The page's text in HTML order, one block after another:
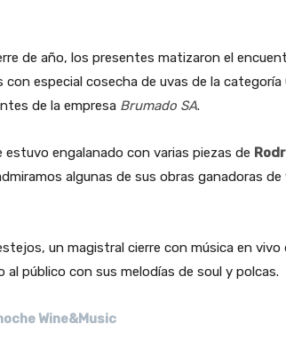
de año, los presentes matizaron el
especial cosecha de uvas de la
de la empresa Brumado SA.
engalanado con varias piezas de
algunas de sus obras ganadoras de
un magistral cierre con música en
al público con sus melodías de soul y polcas.
Wine&Music